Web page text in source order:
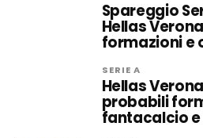
Spareggio
Hellas
formazioni e
SERIE A
Hellas
probabili
fantacalcio